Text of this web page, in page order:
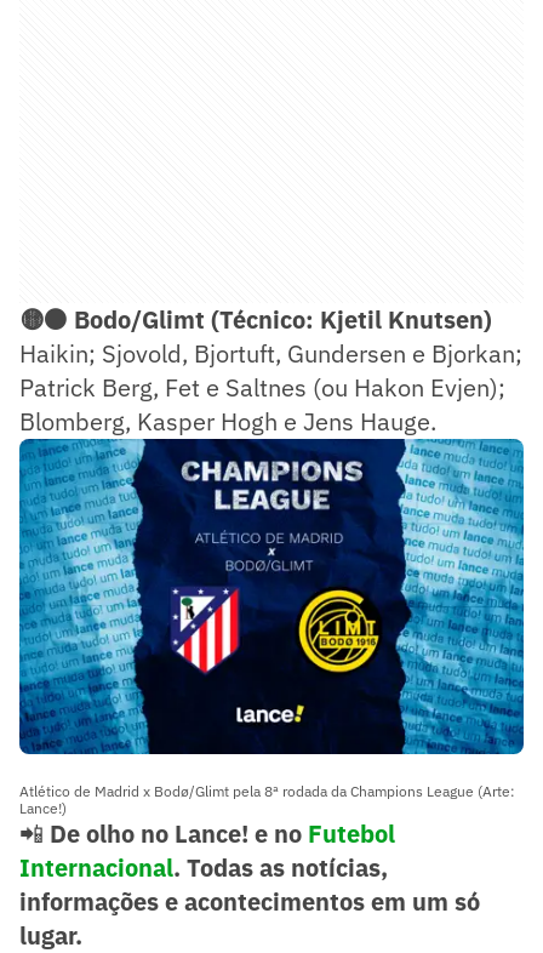
🟡⚫ Bodo/Glimt (Técnico: Kjetil Knutsen)
Haikin; Sjovold, Bjortuft, Gundersen e Bjorkan;
Patrick Berg, Fet e Saltnes (ou Hakon Evjen);
Blomberg, Kasper Hogh e Jens Hauge.
Atlético de Madrid x Bodø/Glimt pela 8ª rodada da Champions League (Arte:
Lance!)
📲 De olho no Lance! e no Futebol
Internacional. Todas as notícias,
informações e acontecimentos em um só
lugar.